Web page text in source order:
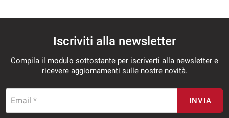
Iscriviti alla newsletter
Compila il modulo sottostante per iscriverti alla newsletter e
ricevere aggiornamenti sulle nostre novità.
Email * INVIA